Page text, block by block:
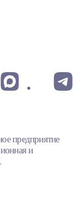
предприятие
и